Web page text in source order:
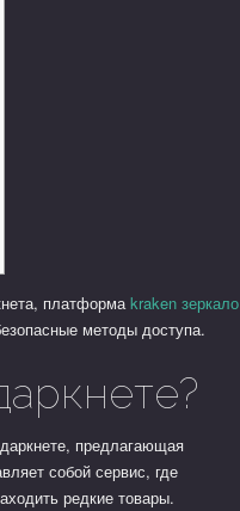
платформаkraken зеркало
методы доступа.
предлагающая
собой сервис, где
редкие товары.